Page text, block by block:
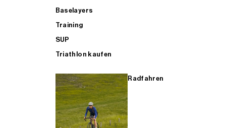
Baselayers
Training
SUP
Triathlon kaufen
Radfahren